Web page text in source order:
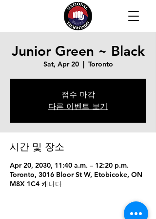
Junior Green ~ Black
Sat, Apr 20
  |
Toronto
접수 마감
다른 이벤트 보기
시간 및 장소
Apr 20, 2030, 11:40 a.m. – 12:20 p.m.
Toronto, 3016 Bloor St W, Etobicoke, ON
M8X 1C4 캐나다